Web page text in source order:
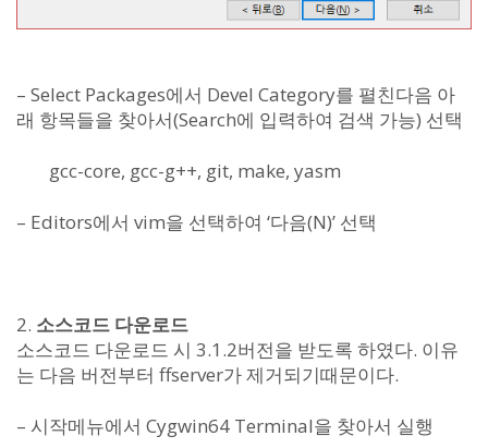
– Select Packages에서 Devel Category를 펼친다음 아
래 항목들을 찾아서(Search에 입력하여 검색 가능) 선택
gcc-core, gcc-g++, git, make, yasm
– Editors에서 vim을 선택하여 ‘다음(N)’ 선택
2. 소스코드 다운로드
소스코드 다운로드 시 3.1.2버전을 받도록 하였다. 이유
는 다음 버전부터 ffserver가 제거되기때문이다.
– 시작메뉴에서 Cygwin64 Terminal을 찾아서 실행